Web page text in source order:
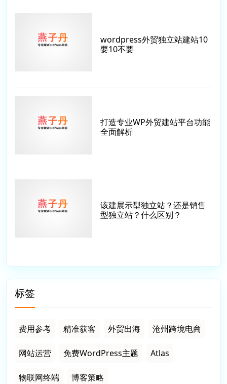
wordpress外贸独立站建站10
要10不要
打造专业WP外贸建站平台功能
全面解析
该建展示型独立站？还是销售
型独立站？什么区别？
标签
费用参考 精准获客 外贸出海 沧州跨境电商
网站运营 免费WordPress主题 Atlas
物联网终端 博客策略